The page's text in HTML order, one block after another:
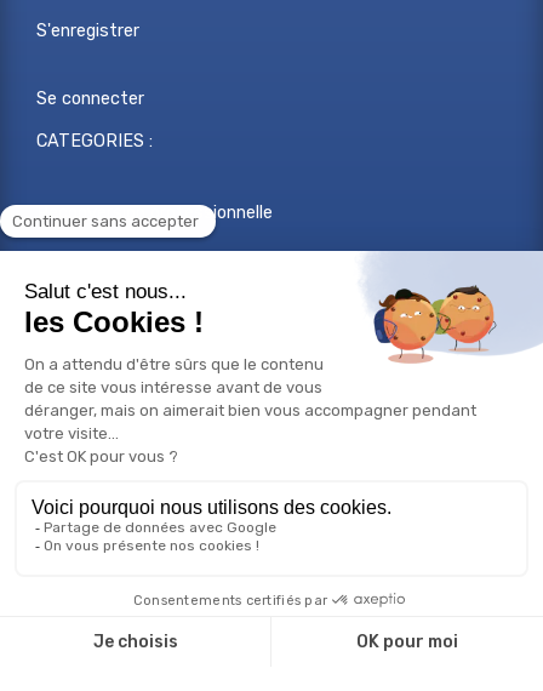
S'enregistrer
Se connecter
CATEGORIES :
Reconversion professionnelle
Changer de métier
Compétences professionnelles
© Copyright 2026 Bilan de compétences - Tous droits